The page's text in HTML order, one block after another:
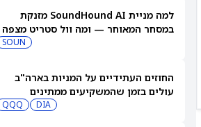
למה מניית SoundHound AI מזנקת
במסחר המאוחר — ומה וול סטריט מצפה
SOUN
החוזים העתידיים על המניות בארה"ב
עולים בזמן שהמשקיעים ממתינים
DIA
QQQ